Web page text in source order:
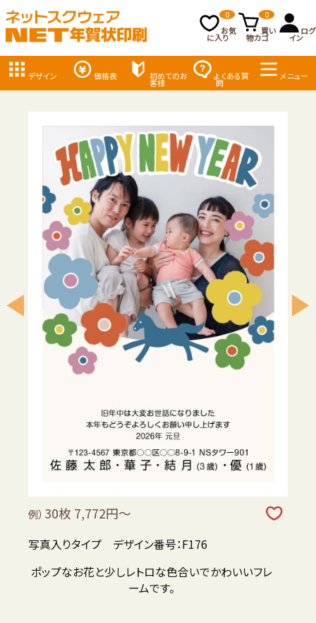
お気
に入り
0
買い
物カゴ
0
ログ
イン
デザイン 価格表 初めてのお
客様
よくある質
問
メニュー
例） 30枚 7,772円～
写真入りタイプ デザイン番号：F176
ポップなお花と少しレトロな色合いでかわいいフレ
ームです。